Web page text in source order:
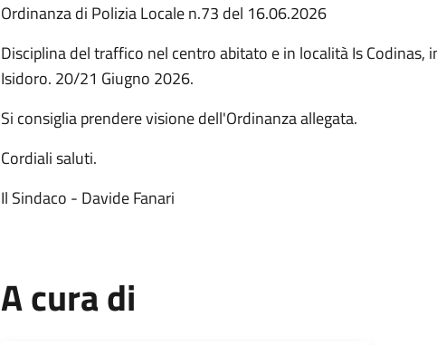
Ordinanza di Polizia Locale n.73 del 16.06.2026
Disciplina del traffico nel centro abitato e in località Is Codinas,
Isidoro. 20/21 Giugno 2026.
Si consiglia prendere visione dell'Ordinanza allegata.
Cordiali saluti.
Il Sindaco - Davide Fanari
A cura di